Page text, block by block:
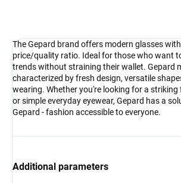
The Gepard brand offers modern glasses
price/quality ratio. Ideal for those who want
trends without straining their wallet. Gepard
characterized by fresh design, versatile
wearing. Whether you're looking for a
or simple everyday eyewear, Gepard has a
Gepard - fashion accessible to everyone.
Additional parameters